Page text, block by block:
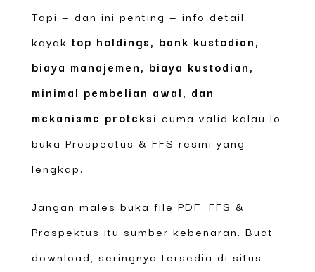
Tapi — dan ini penting — info detail
kayaktop holdings, bank kustodian,
biaya manajemen, biaya kustodian,
minimal pembelian awal, dan
mekanisme proteksi cuma valid kalau lo
buka Prospectus & FFS resmi yang
lengkap.
Jangan males buka file PDF: FFS &
Prospektus itu sumber kebenaran. Buat
download, seringnya tersedia di situs